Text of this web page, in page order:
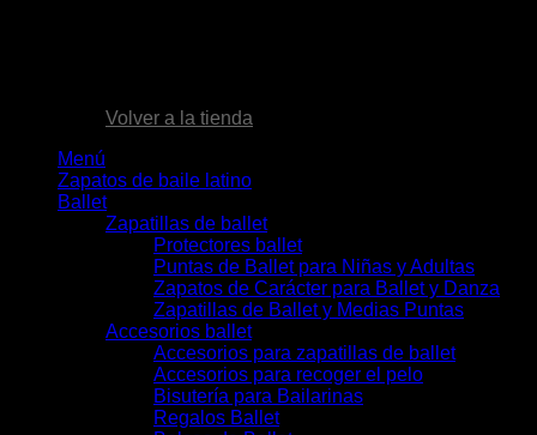
Volver a la tienda
Menú
Zapatos de baile latino
Ballet
Zapatillas de ballet
Protectores ballet
Puntas de Ballet para Niñas y Adultas
Zapatos de Carácter para Ballet y Danza
Zapatillas de Ballet y Medias Puntas
Accesorios ballet
Accesorios para zapatillas de ballet
Accesorios para recoger el pelo
Bisutería para Bailarinas
Regalos Ballet